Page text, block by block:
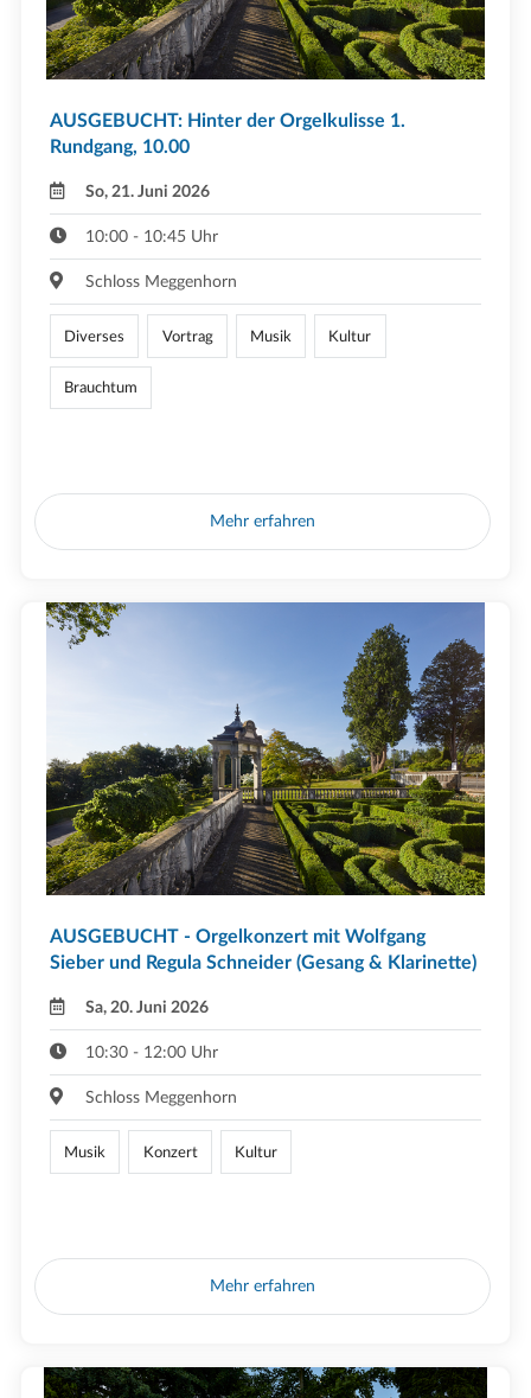
AUSGEBUCHT: Hinter der Orgelkulisse 1.
Rundgang, 10.00
So, 21. Juni 2026
10:00 - 10:45 Uhr
Schloss Meggenhorn
Diverses Vortrag Musik Kultur
Brauchtum
Mehr erfahren
AUSGEBUCHT - Orgelkonzert mit Wolfgang
Sieber und Regula Schneider (Gesang & Klarinette)
Sa, 20. Juni 2026
10:30 - 12:00 Uhr
Schloss Meggenhorn
Musik Konzert Kultur
Mehr erfahren